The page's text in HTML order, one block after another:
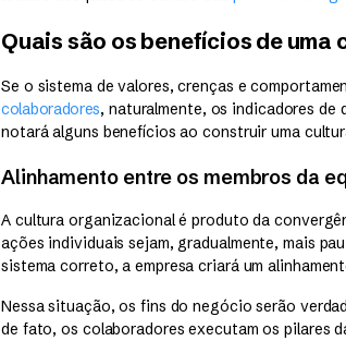
Quais são os benefícios de
Se o sistema de valores, crenças e
colaboradores, naturalmente, os indicadores de
notará alguns benefícios ao construir uma
Alinhamento entre os membros da
A cultura organizacional é produto da
ações individuais sejam, gradualmente, mais
sistema correto, a empresa criará um
Nessa situação, os fins do negócio serão
de fato, os colaboradores executam os pilares